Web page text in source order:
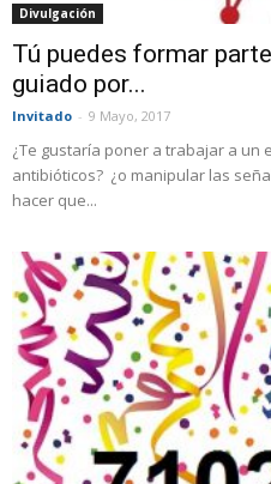
Divulgación
Tú puedes formar
guiado por...
Invitado - 9 Mayo, 2017
¿Te gustaría poner a trabajar a
antibióticos? ¿o manipular las
hacer que...